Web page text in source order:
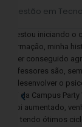
Aluna
Fui estudante de
Durante o curso
curso já sabia o
Dali por diante,
funcionava e fui
cursos de
e, claro, estudei
estrutura e base
aprovada no